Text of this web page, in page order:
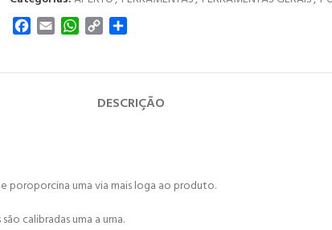
Facebook
EmailWhatsApp
CopyShare
DESCRIÇÃO
poroporcina uma via mais loga ao produto.
calibradas uma a uma.